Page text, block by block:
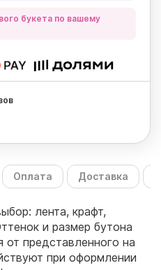
букета по вашему
Оплата Доставка
лента, крафт,
и размер бутона
от представленного на
при оформлении